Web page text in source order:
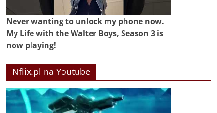
Never wanting to unlock my phone now.
My Life with the Walter Boys, Season 3 is
now playing!
Nflix.pl na Youtube